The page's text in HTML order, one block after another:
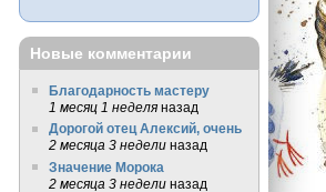
Новые комментарии
Благодарность мастеру
1 месяц 1 неделяназад
Дорогой отец Алексий, очень
2 месяца 3 неделиназад
Значение Морока
2 месяца 3 неделиназад